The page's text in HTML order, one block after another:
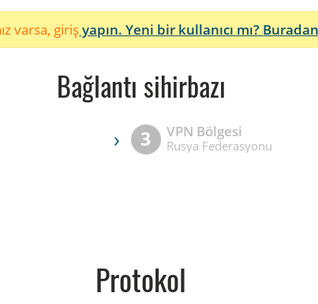
varsa, girişyapın. Yeni bir kullanıcı mı?
Bağlantı sihirbazı
› 3 VPN Bölgesi
Rusya Federasyonu
Protokol